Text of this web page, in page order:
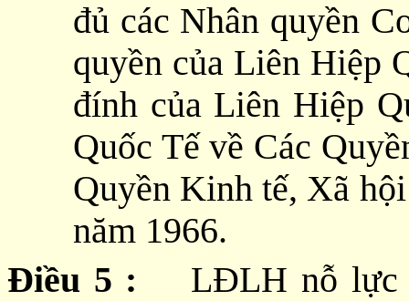
đủ các Nhân quyền
quyền của Liên Hiệp
đính của Liên Hiệp
Quốc Tế về Các
Quyền Kinh tế, Xã
năm 1966.
Điều 5 : LĐLH nỗ lực